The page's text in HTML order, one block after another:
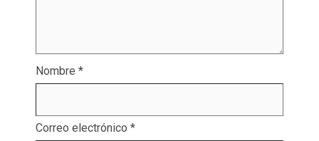
Nombre *
Correo electrónico *